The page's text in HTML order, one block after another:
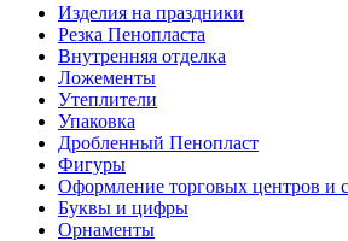
Изделия на праздники
Резка Пенопласта
Внутренняя отделка
Ложементы
Утеплители
Упаковка
Дробленный Пенопласт
Фигуры
Оформление торговых центров и
Буквы и цифры
Орнаменты